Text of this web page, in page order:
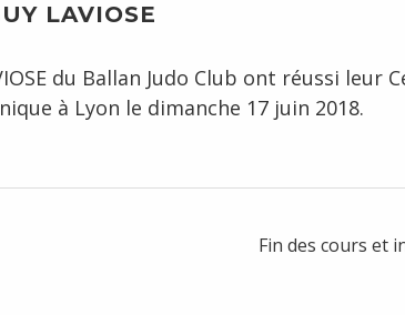
LAVIOSE
du Ballan Judo Club ont réussi leur
à Lyon le dimanche 17 juin 2018.
Fin des cours et